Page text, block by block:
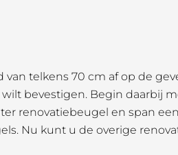
van telkens 70 cm af op de
bevestigen. Begin daarbij
renovatiebeugel en span
Nu kunt u de overige